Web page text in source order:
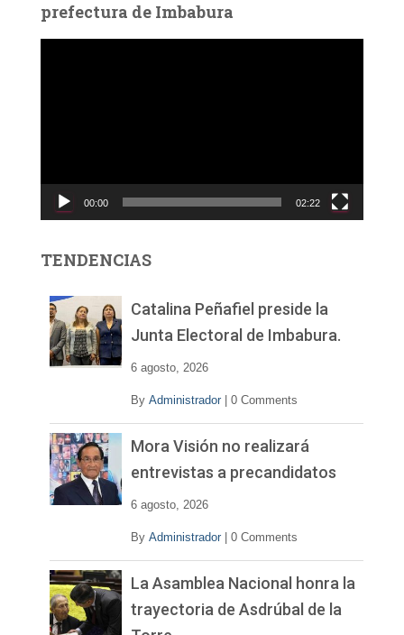
prefectura de Imbabura
c
d
00:00 02:22
TENDENCIAS
Catalina Peñafiel preside la
Junta Electoral de Imbabura.
6 agosto, 2026
By Administrador 0 Comments
Mora Visión no realizará
entrevistas a precandidatos
6 agosto, 2026
By Administrador 0 Comments
La Asamblea Nacional honra la
trayectoria de Asdrúbal de la